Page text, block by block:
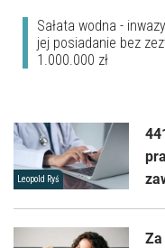
Sałata wodna -
jej posiadanie bez
1.000.000 zł
Leopold Ryś